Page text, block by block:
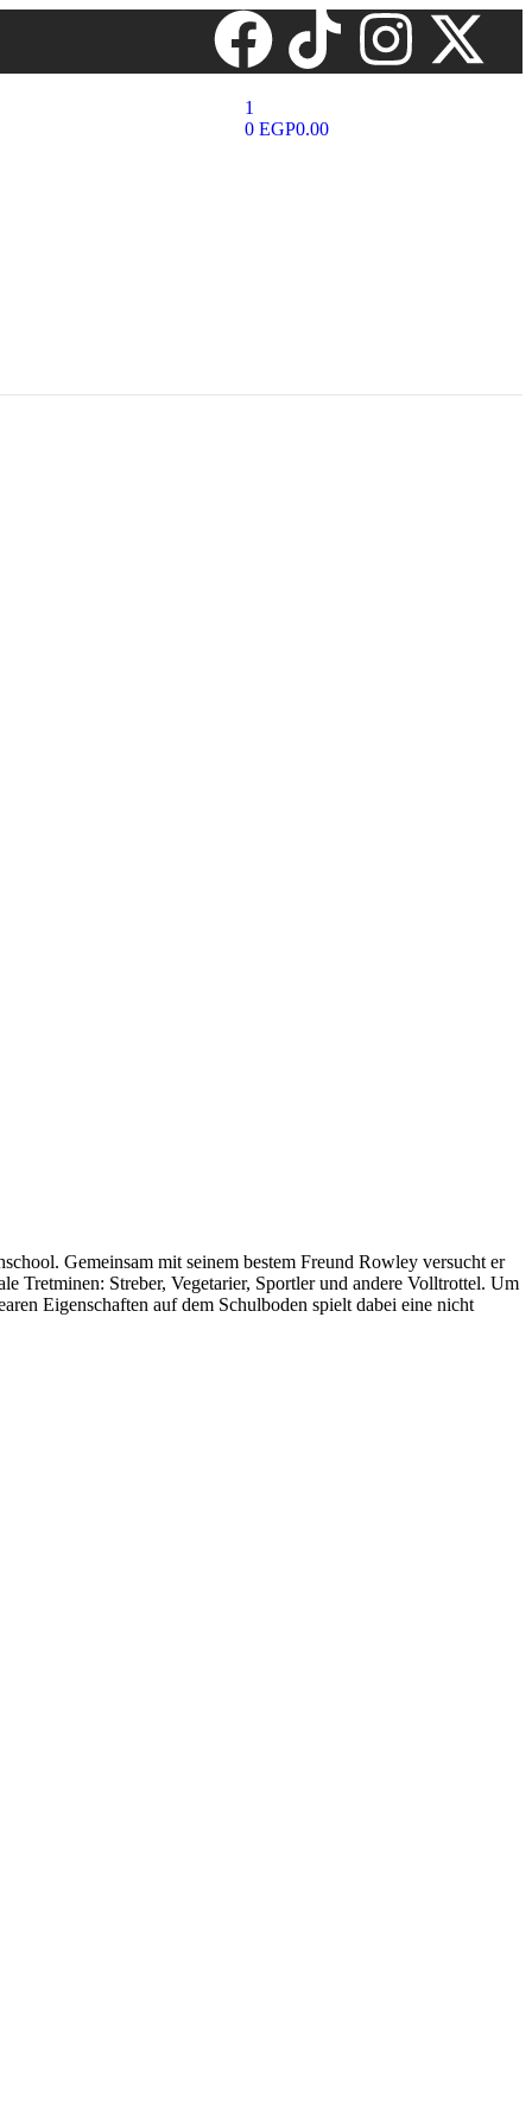
1
0 EGP0.00
Gemeinsam mit seinem bestem Freund Rowley versucht er
Tretminen: Streber, Vegetarier, Sportler und andere Volltrottel. Um
Eigenschaften auf dem Schulboden spielt dabei eine nicht